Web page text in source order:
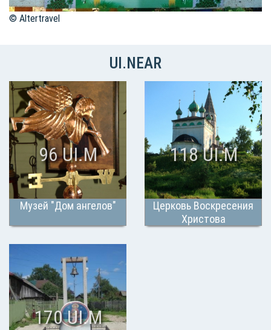
© Altertravel
UI.NEAR
Музей "Дом ангелов"
96 UI.M
Церковь Воскресения
Христова
118 UI.M
170 UI.M